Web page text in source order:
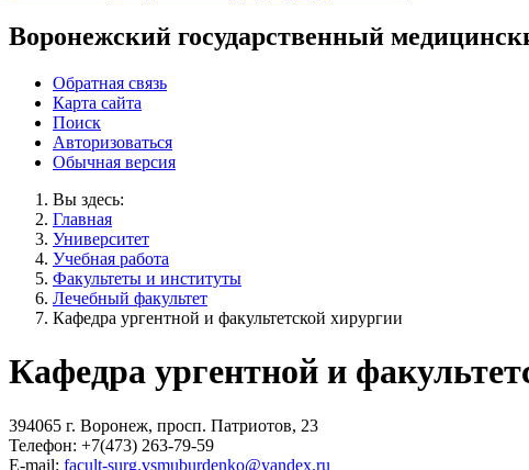
Воронежский государственный
Обратная связь
Карта сайта
Поиск
Авторизоваться
Обычная версия
Вы здесь:
Главная
Университет
Учебная работа
Факультеты и институты
Лечебный факультет
Кафедра ургентной и факультетской хирургии
Кафедра ургентной и
394065 г. Воронеж, просп. Патриотов, 23
Телефон: +7(473) 263-79-59
E-mail: facult-surg.vsmuburdenko@yandex.ru